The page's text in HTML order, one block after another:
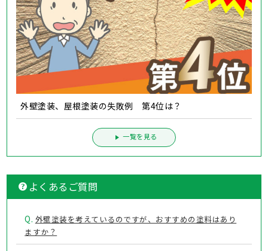
外壁塗装、屋根塗装の失敗例 第4位は？
一覧を見る
よくあるご質問
Q. 外壁塗装を考えているのですが、おすすめの塗料はあり
ますか？